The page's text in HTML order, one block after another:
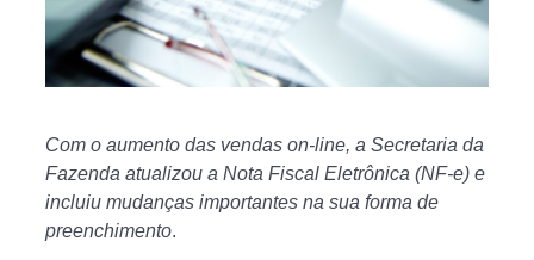
Com o aumento das vendas on-line, a Secretaria da
Fazenda atualizou a Nota Fiscal Eletrônica (NF-e) e
incluiu mudanças importantes na sua forma de
preenchimento.